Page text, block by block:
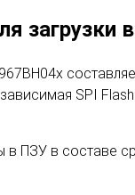
загрузки
SPI
ПЗУ в составе